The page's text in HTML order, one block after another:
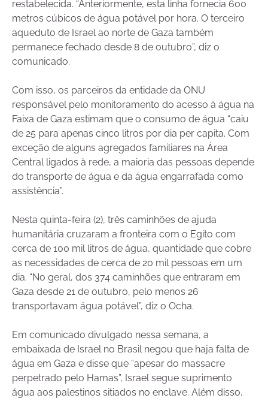
restabelecida. “Anteriormente, esta linha fornecia 600
metros cúbicos de água potável por hora. O terceiro
aqueduto de Israel ao norte de Gaza também
permanece fechado desde 8 de outubro”, diz o
comunicado.
Com isso, os parceiros da entidade da ONU
responsável pelo monitoramento do acesso à água na
Faixa de Gaza estimam que o consumo de água “caiu
de 25 para apenas cinco litros por dia per capita. Com
exceção de alguns agregados familiares na Área
Central ligados à rede, a maioria das pessoas depende
do transporte de água e da água engarrafada como
assistência”.
Nesta quinta-feira (2), três caminhões de ajuda
humanitária cruzaram a fronteira com o Egito com
cerca de 100 mil litros de água, quantidade que cobre
as necessidades de cerca de 20 mil pessoas em um
dia. “No geral, dos 374 caminhões que entraram em
Gaza desde 21 de outubro, pelo menos 26
transportavam água potável”, diz o Ocha.
Em comunicado divulgado nessa semana, a
embaixada de Israel no Brasil negou que haja falta de
água em Gaza e disse que “apesar do massacre
perpetrado pelo Hamas”, Israel segue suprimento
água aos palestinos sitiados no enclave. Além disso,